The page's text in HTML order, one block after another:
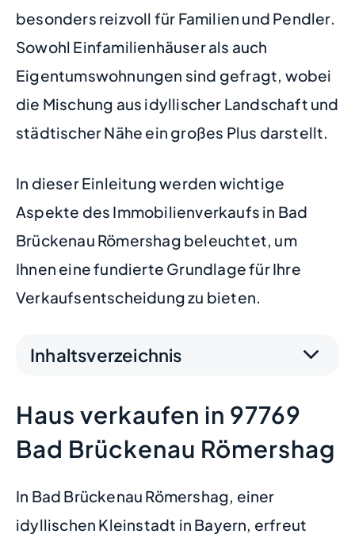
besonders reizvoll für Familien und Pendler.
Sowohl Einfamilienhäuser als auch
Eigentumswohnungen sind gefragt, wobei
die Mischung aus idyllischer Landschaft und
städtischer Nähe ein großes Plus darstellt.
In dieser Einleitung werden wichtige
Aspekte des Immobilienverkaufs in Bad
Brückenau Römershag beleuchtet, um
Ihnen eine fundierte Grundlage für Ihre
Verkaufsentscheidung zu bieten.
Inhaltsverzeichnis
Haus verkaufen in 97769
Bad Brückenau Römershag
In Bad Brückenau Römershag, einer
idyllischen Kleinstadt in Bayern, erfreut